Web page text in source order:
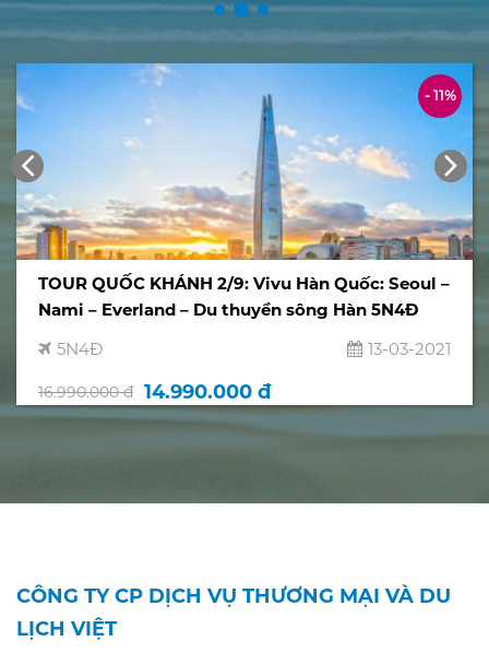
- 11%
TOUR QUỐC KHÁNH 2/9: Vivu Hàn Quốc: Seoul –
Nami – Everland – Du thuyền sông Hàn 5N4Đ
5N4Đ
13-03-2021
16.990.000 đ 14.990.000 đ
CÔNG TY CP DỊCH VỤ THƯƠNG MẠI VÀ DU
LỊCH VIỆT